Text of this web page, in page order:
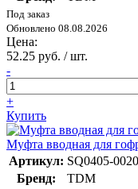
Под заказ
Обновлено 08.08.2026
Цена:
52.25 руб. / шт.
-
+
Купить
Муфта вводная для
Артикул: SQ0405-0020
Бренд:
TDM